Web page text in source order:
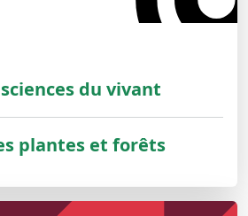
du vivant
plantes et forêts